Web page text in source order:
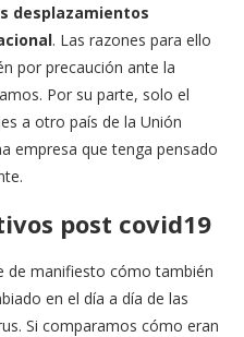
desplazamientos
. Las razones para ello
por precaución ante la
Por su parte, solo el
a otro país de la Unión
empresa que tenga pensado
post covid19
de manifiesto cómo también
en el día a día de las
Si comparamos cómo eran